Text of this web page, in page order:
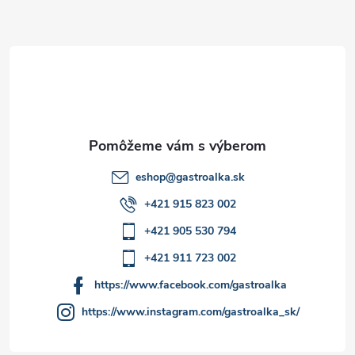
eshop@gastroalka.sk
+421 915 823 002
+421 905 530 794
+421 911 723 002
https://www.facebook.com/gastroalka
https://www.instagram.com/gastroalka_sk/